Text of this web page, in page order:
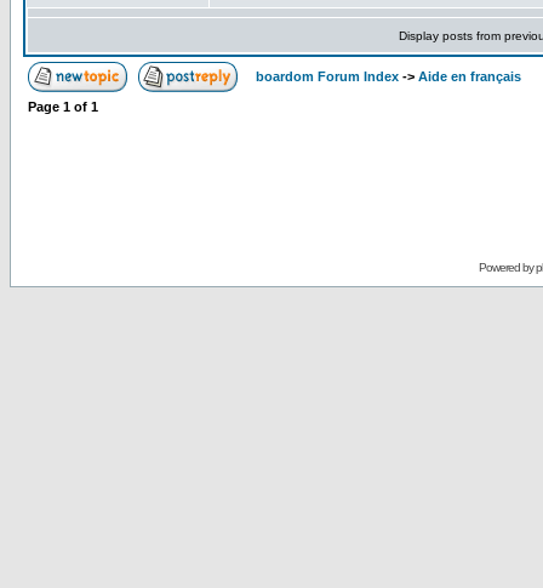
Display posts from
boardom Forum Index -> Aide en français
Page 1 of 1
Powered by